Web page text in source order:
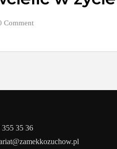
Comment
355 35 36